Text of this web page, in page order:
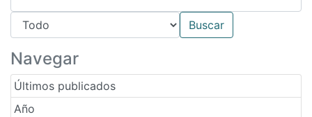
Navegar
Últimos publicados
Año